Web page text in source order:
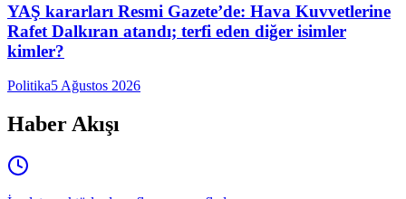
YAŞ kararları Resmi Gazete’de: Hava Kuvvetlerine
Rafet Dalkıran atandı; terfi eden diğer isimler
kimler?
Politika5 Ağustos 2026
Haber Akışı